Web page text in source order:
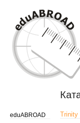
eduABROAD Trinity